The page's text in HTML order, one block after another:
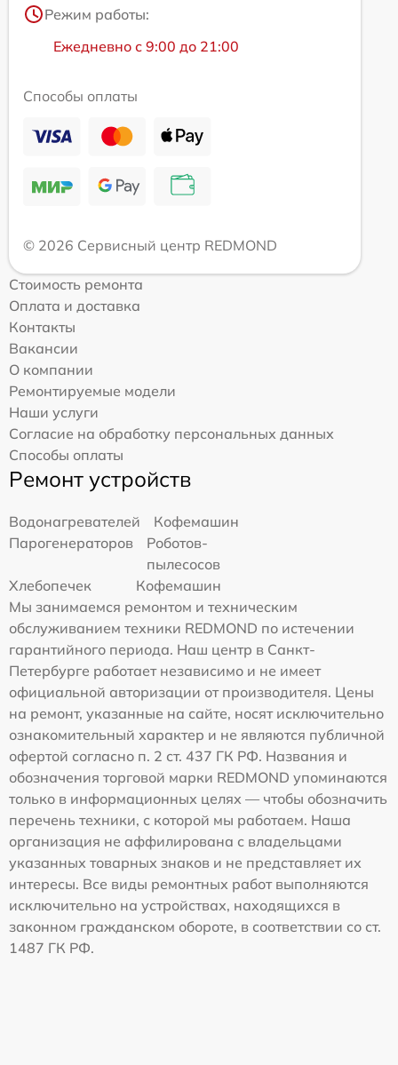
Режим работы:
Ежедневно с 9:00 до 21:00
Способы оплаты
© 2026 Сервисный центр REDMOND
Стоимость ремонта
Оплата и доставка
Контакты
Вакансии
О компании
Ремонтируемые модели
Наши услуги
Согласие на обработку персональных данных
Способы оплаты
Ремонт устройств
Водонагревателей
Кофемашин
Парогенераторов
Роботов-
пылесосов
Хлебопечек
Кофемашин
Мы занимаемся ремонтом и техническим
обслуживанием техники REDMOND по истечении
гарантийного периода. Наш центр в Санкт-
Петербурге работает независимо и не имеет
официальной авторизации от производителя. Цены
на ремонт, указанные на сайте, носят исключительно
ознакомительный характер и не являются публичной
офертой согласно п. 2 ст. 437 ГК РФ. Названия и
обозначения торговой марки REDMOND упоминаются
только в информационных целях — чтобы обозначить
перечень техники, с которой мы работаем. Наша
организация не аффилирована с владельцами
указанных товарных знаков и не представляет их
интересы. Все виды ремонтных работ выполняются
исключительно на устройствах, находящихся в
законном гражданском обороте, в соответствии со ст.
1487 ГК РФ.